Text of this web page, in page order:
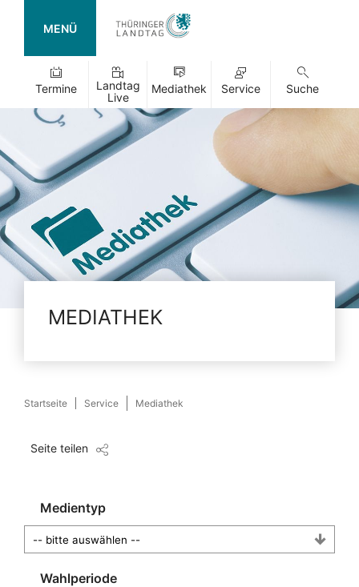
MENÜ
Termine
Landtag
Live
Mediathek Service Suche
MEDIATHEK
Startseite Service Mediathek
Seite teilen
Medientyp
Wahlperiode